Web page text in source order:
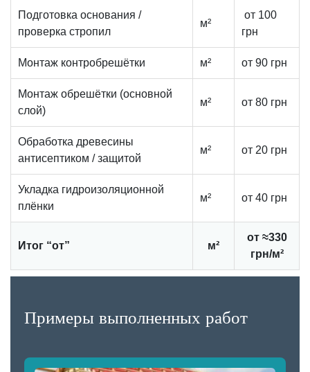
Подготовка основания /
проверка стропил
м²
от 100
грн
Монтаж контробрешётки м² от 90 грн
Монтаж обрешётки (основной
слой)
м² от 80 грн
Обработка древесины
антисептиком / защитой
м² от 20 грн
Укладка гидроизоляционной
плёнки
м² от 40 грн
Итог “от” м²
от ≈330
грн/м²
Примеры выполненных работ